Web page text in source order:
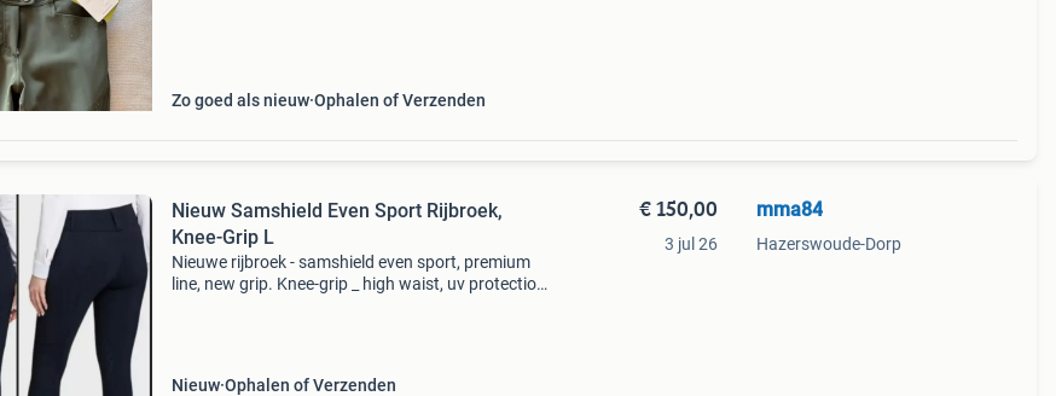
Zo goed als nieuw Ophalen of Verzenden
Nieuw Samshield Even Sport Rijbroek,
Knee-Grip L
Nieuwe rijbroek - samshield even sport, premium
line, new grip. Knee-grip _ high waist, uv protection.
Nieuw Ophalen of Verzenden
€ 150,00
3 jul 26
mma84
Hazerswoude-Dorp